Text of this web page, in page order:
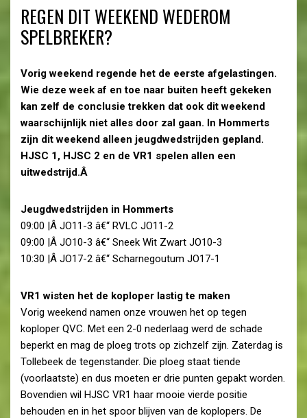
REGEN DIT WEEKEND WEDEROM
SPELBREKER?
Vorig weekend regende het de eerste afgelastingen.
Wie deze week af en toe naar buiten heeft gekeken
kan zelf de conclusie trekken dat ook dit weekend
waarschijnlijk niet alles door zal gaan. In Hommerts
zijn dit weekend alleen jeugdwedstrijden gepland.
HJSC 1, HJSC 2 en de VR1 spelen allen een
uitwedstrijd.Â
Jeugdwedstrijden in Hommerts
09:00 |Â JO11-3 â€“ RVLC JO11-2
09:00 |Â JO10-3 â€“ Sneek Wit Zwart JO10-3
10:30 |Â JO17-2 â€“ Scharnegoutum JO17-1
VR1 wisten het de koploper lastig te maken
Vorig weekend namen onze vrouwen het op tegen
koploper QVC. Met een 2-0 nederlaag werd de schade
beperkt en mag de ploeg trots op zichzelf zijn. Zaterdag is
Tollebeek de tegenstander. Die ploeg staat tiende
(voorlaatste) en dus moeten er drie punten gepakt worden.
Bovendien wil HJSC VR1 haar mooie vierde positie
behouden en in het spoor blijven van de koplopers. De